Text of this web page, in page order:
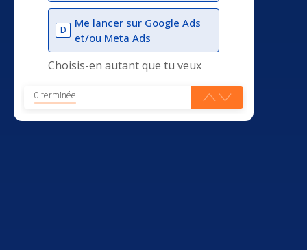
D
Me lancer sur Google Ads
et/ou Meta Ads
Choisis-en autant que tu veux
0 terminée